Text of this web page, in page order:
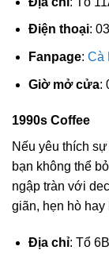
Điện thoại:
Fanpage: Cà
Giờ mở cửa:
1990s Coffee
Nếu yêu thích
bạn không thể
ngập tràn với
giãn, hẹn hò hay
Địa chỉ: Tổ